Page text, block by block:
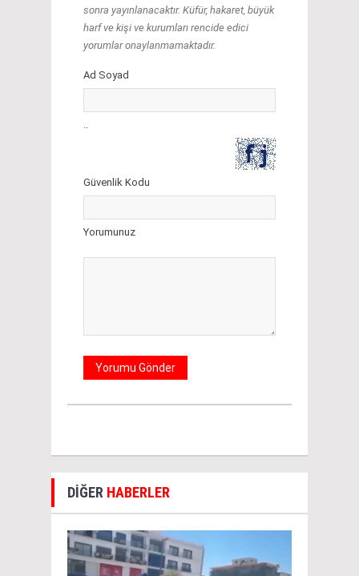
sonra yayınlanacaktır. Küfür, hakaret, büyük
harf ve kişi ve kurumları rencide edici
yorumlar onaylanmamaktadır.
Ad Soyad
Güvenlik Kodu
Yorumunuz
DİĞER HABERLER